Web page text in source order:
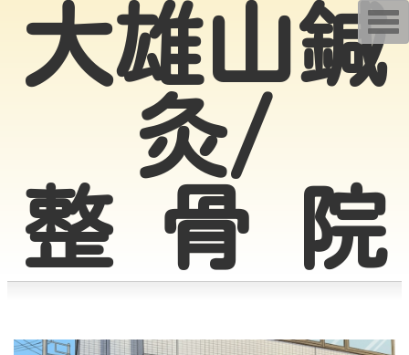
大雄山鍼
灸/
整 骨 院
T
o
g
e
i
o